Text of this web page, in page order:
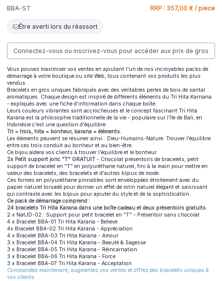
BBA-ST RRP : 357,00 € / piece
Être averti lors du réassort
Connectez-vous ou inscrivez-vous pour accéder aux prix de gros
Vous pouvez maximiser vos ventes en ajoutant l'un de nos incroyables packs de
démarrage à votre boutique ou site Web, tous contenant vos produits les plus
vendus.
Bracelets en gros uniques fabriqués avec des véritables perles de bois de santal
aromatiques. Chaque design est inspiré de différents éléments du Tri Hita Karnana
- expliqués avec une fiche d'information dans chaque boîte.
Leurs couleurs vibrantes sont accrocheuses et le concept fascinant.Tri Hita
Karana est la philosophie traditionnelle de la vie - populaire sur l'île de Bali, en
Indonésie c'est une question d'équilibre.
Tri = trois, hita = bonheur, karana = éléments.
Les éléments peuvent se résumer ainsi : Dieu-Humains-Nature. Trouver l'équilibre
entre ces trois conduit au bonheur et au bien-être.
Ce bijou aidera vos clients à trouver l'équilibre et le bonheur.
2x Petit support jonc "T" GRATUIT - Chocolat présentoirs de bracelets, petit
support de bracelet en "T" en polyuréthane naturel, fini à la main pour mettre en
valeur des bracelets, des bracelets et d'autres bijoux de mode.
Ces formes en polyuréthane pinnables sont enveloppées étroitement avec du
papier naturel torsadé pour donner un effet de rotin naturel élégant et saisissant
qui contraste avec les bijoux pour ajouter du style et de la sophistication.
Ce pack de démarrage comprend :
24 bracelets Tri Hita Karana dans une boîte cadeau et deux présentoirs gratuits.
2 x NatJD-02 : Support pour petit bracelet en "T" - Présentoir sans chocolat
4 x Bracelet BBA-01 Tri Hita Karana - Believe
4x Bracelet BBA-02 Tri Hita Karana - Appréciation
4 x Bracelet BBA-03 Tri Hita Karana - Amour
3 x Bracelet BBA-04 Tri Hita Karana - Beauté & Sagesse
3 x Bracelet BBA-05 Tri Hita Karana - Réincarnation
3 x Bracelet BBA-06 Tri Hita Karana - Force
3 x Bracelet BBA-07 Tri Hita Karana - Acceptation
Commandez maintenant, augmentez vos ventes et offrez des bracelets uniques à
vos clients.